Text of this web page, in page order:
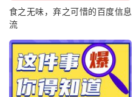
食之无味，弃之可惜的百度信息
流